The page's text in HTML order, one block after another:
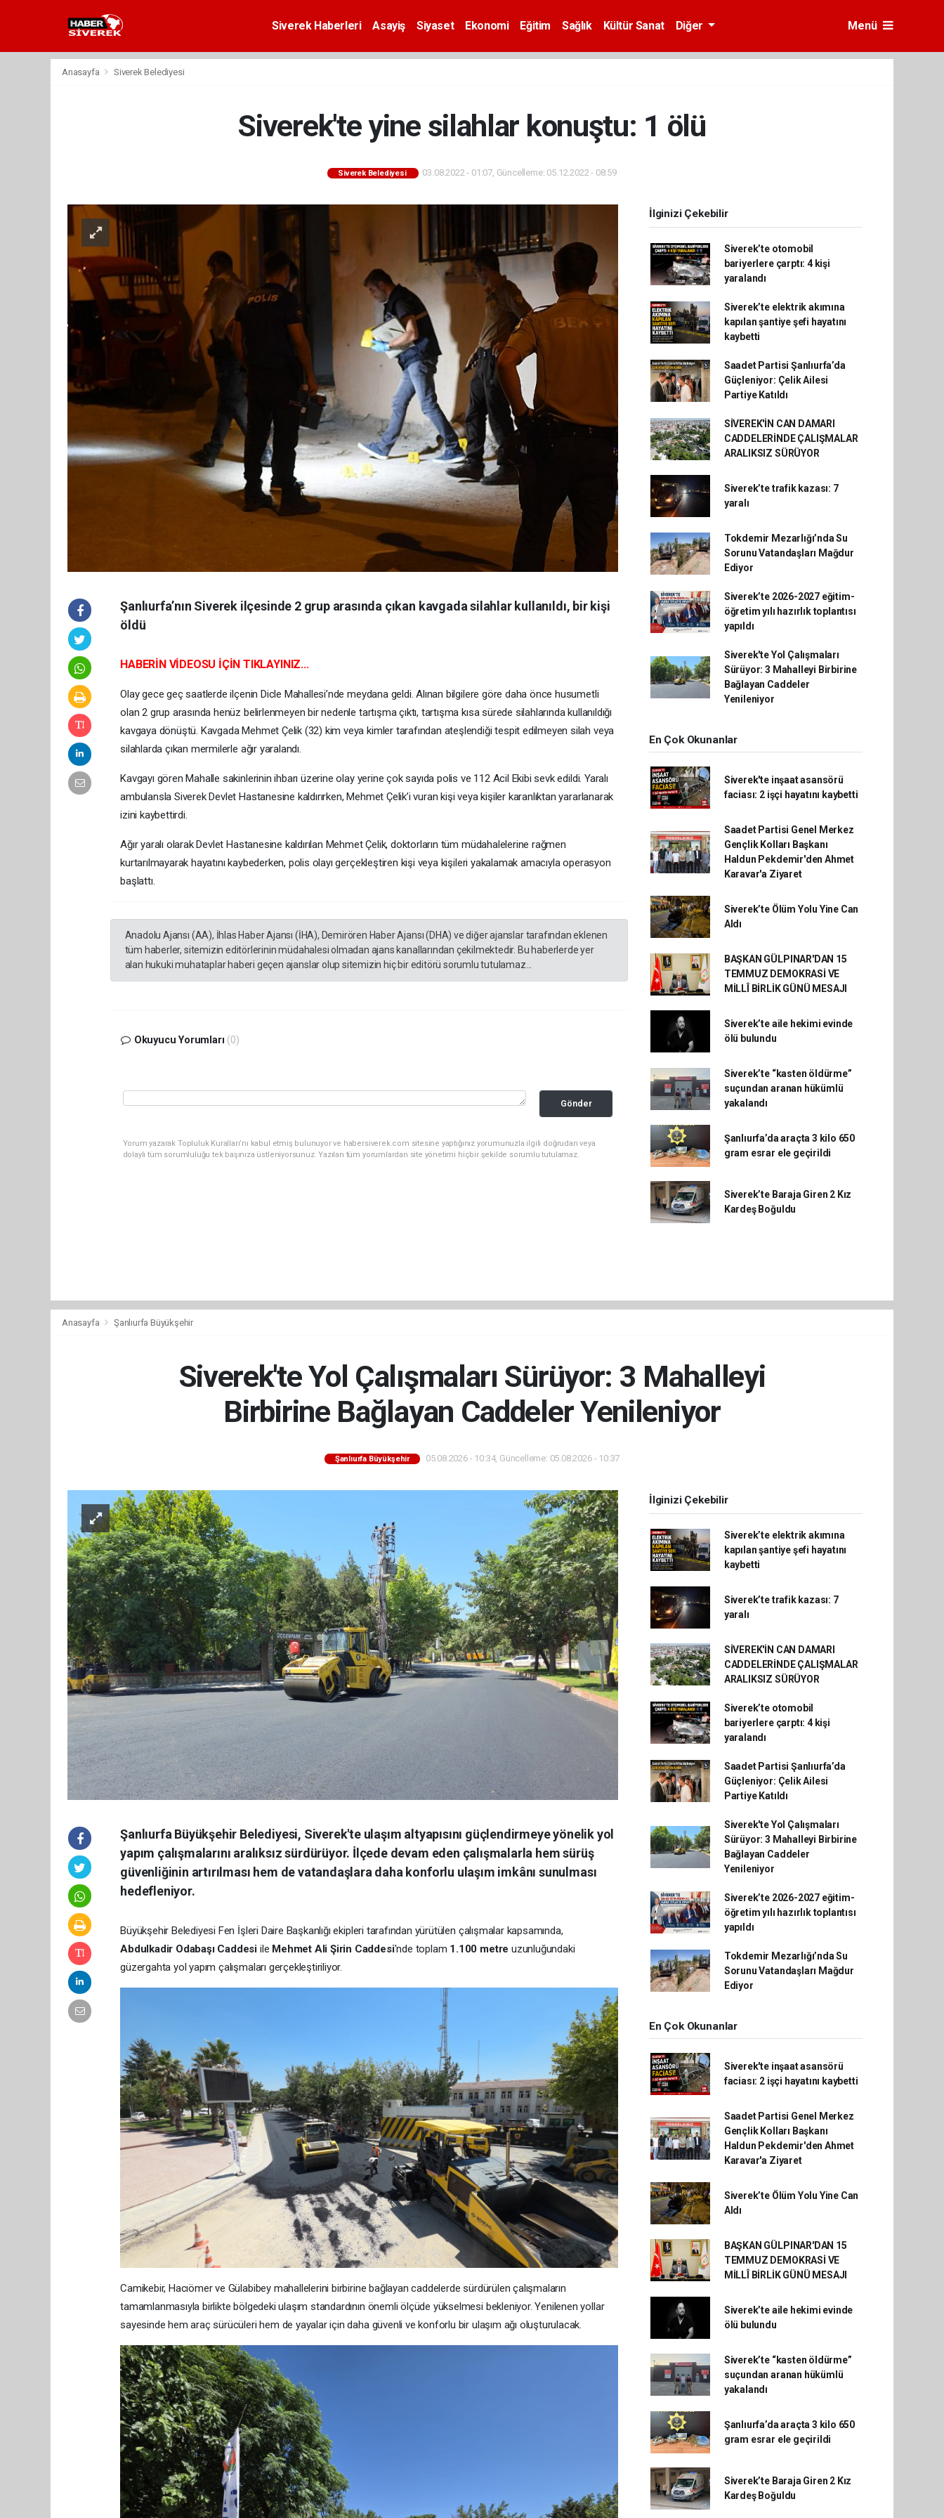
Siverek Haberleri Asayiş Siyaset Ekonomi Eğitim Sağlık Kültür Sanat Diğer Menü
Anasayfa Siverek Belediyesi
Siverek'te yine silahlar konuştu: 1 ölü
Siverek Belediyesi 03.08.2022 - 01:07, Güncelleme: 05.12.2022 - 08:59
Şanlıurfa’nın Siverek ilçesinde 2 grup arasında çıkan kavgada silahlar kullanıldı, bir kişi
öldü
HABERİN VİDEOSU İÇİN TIKLAYINIZ...
Olay gece geç saatlerde ilçenin Dicle Mahallesi’nde meydana geldi. Alınan bilgilere göre daha önce husumetli
olan 2 grup arasında henüz belirlenmeyen bir nedenle tartışma çıktı, tartışma kısa sürede silahlarında kullanıldığı
kavgaya dönüştü. Kavgada Mehmet Çelik (32) kim veya kimler tarafından ateşlendiği tespit edilmeyen silah veya
silahlarda çıkan mermilerle ağır yaralandı.
Kavgayı gören Mahalle sakinlerinin ihbarı üzerine olay yerine çok sayıda polis ve 112 Acil Ekibi sevk edildi. Yaralı
ambulansla Siverek Devlet Hastanesine kaldırırken, Mehmet Çelik’i vuran kişi veya kişiler karanlıktan yararlanarak
izini kaybettirdi.
Ağır yaralı olarak Devlet Hastanesine kaldırılan Mehmet Çelik, doktorların tüm müdahalelerine rağmen
kurtarılmayarak hayatını kaybederken, polis olayı gerçekleştiren kişi veya kişileri yakalamak amacıyla operasyon
başlattı.
Anadolu Ajansı (AA), İhlas Haber Ajansı (İHA), Demirören Haber Ajansı (DHA) ve diğer ajanslar tarafından eklenen
tüm haberler, sitemizin editörlerinin müdahalesi olmadan ajans kanallarından çekilmektedir. Bu haberlerde yer
alan hukuki muhataplar haberi geçen ajanslar olup sitemizin hiç bir editörü sorumlu tutulamaz...
Okuyucu Yorumları (0)
Gönder
Yorum yazarak Topluluk Kuralları’nı kabul etmiş bulunuyor ve habersiverek.com sitesine yaptığınız yorumunuzla ilgili doğrudan veya
dolaylı tüm sorumluluğu tek başınıza üstleniyorsunuz. Yazılan tüm yorumlardan site yönetimi hiçbir şekilde sorumlu tutulamaz.
İlginizi Çekebilir
Siverek’te otomobil
bariyerlere çarptı: 4 kişi
yaralandı
Siverek’te elektrik akımına
kapılan şantiye şefi hayatını
kaybetti
Saadet Partisi Şanlıurfa’da
Güçleniyor: Çelik Ailesi
Partiye Katıldı
SİVEREK'İN CAN DAMARI
CADDELERİNDE ÇALIŞMALAR
ARALIKSIZ SÜRÜYOR
Siverek’te trafik kazası: 7
yaralı
Tokdemir Mezarlığı’nda Su
Sorunu Vatandaşları Mağdur
Ediyor
Siverek’te 2026-2027 eğitim-
öğretim yılı hazırlık toplantısı
yapıldı
Siverek'te Yol Çalışmaları
Sürüyor: 3 Mahalleyi Birbirine
Bağlayan Caddeler
Yenileniyor
En Çok Okunanlar
Siverek'te inşaat asansörü
faciası: 2 işçi hayatını kaybetti
Saadet Partisi Genel Merkez
Gençlik Kolları Başkanı
Haldun Pekdemir'den Ahmet
Karavar'a Ziyaret
Siverek’te Ölüm Yolu Yine Can
Aldı
BAŞKAN GÜLPINAR'DAN 15
TEMMUZ DEMOKRASİ VE
MİLLÎ BİRLİK GÜNÜ MESAJI
Siverek’te aile hekimi evinde
ölü bulundu
Siverek’te “kasten öldürme”
suçundan aranan hükümlü
yakalandı
Şanlıurfa’da araçta 3 kilo 650
gram esrar ele geçirildi
Siverek’te Baraja Giren 2 Kız
Kardeş Boğuldu
Anasayfa Şanlıurfa Büyükşehir
Siverek'te Yol Çalışmaları Sürüyor: 3 Mahalleyi
Birbirine Bağlayan Caddeler Yenileniyor
Şanlıurfa Büyükşehir 05.08.2026 - 10:34, Güncelleme: 05.08.2026 - 10:37
Şanlıurfa Büyükşehir Belediyesi, Siverek'te ulaşım altyapısını güçlendirmeye yönelik yol
yapım çalışmalarını aralıksız sürdürüyor. İlçede devam eden çalışmalarla hem sürüş
güvenliğinin artırılması hem de vatandaşlara daha konforlu ulaşım imkânı sunulması
hedefleniyor.
Büyükşehir Belediyesi Fen İşleri Daire Başkanlığı ekipleri tarafından yürütülen çalışmalar kapsamında,
Abdulkadir Odabaşı Caddesi ile Mehmet Ali Şirin Caddesi'nde toplam 1.100 metre uzunluğundaki
güzergahta yol yapım çalışmaları gerçekleştiriliyor.
Camikebir, Hacıömer ve Gülabibey mahallelerini birbirine bağlayan caddelerde sürdürülen çalışmaların
tamamlanmasıyla birlikte bölgedeki ulaşım standardının önemli ölçüde yükselmesi bekleniyor. Yenilenen yollar
sayesinde hem araç sürücüleri hem de yayalar için daha güvenli ve konforlu bir ulaşım ağı oluşturulacak.
İlginizi Çekebilir
Siverek’te elektrik akımına
kapılan şantiye şefi hayatını
kaybetti
Siverek’te trafik kazası: 7
yaralı
SİVEREK'İN CAN DAMARI
CADDELERİNDE ÇALIŞMALAR
ARALIKSIZ SÜRÜYOR
Siverek’te otomobil
bariyerlere çarptı: 4 kişi
yaralandı
Saadet Partisi Şanlıurfa’da
Güçleniyor: Çelik Ailesi
Partiye Katıldı
Siverek'te Yol Çalışmaları
Sürüyor: 3 Mahalleyi Birbirine
Bağlayan Caddeler
Yenileniyor
Siverek’te 2026-2027 eğitim-
öğretim yılı hazırlık toplantısı
yapıldı
Tokdemir Mezarlığı’nda Su
Sorunu Vatandaşları Mağdur
Ediyor
En Çok Okunanlar
Siverek'te inşaat asansörü
faciası: 2 işçi hayatını kaybetti
Saadet Partisi Genel Merkez
Gençlik Kolları Başkanı
Haldun Pekdemir'den Ahmet
Karavar'a Ziyaret
Siverek’te Ölüm Yolu Yine Can
Aldı
BAŞKAN GÜLPINAR'DAN 15
TEMMUZ DEMOKRASİ VE
MİLLÎ BİRLİK GÜNÜ MESAJI
Siverek’te aile hekimi evinde
ölü bulundu
Siverek’te “kasten öldürme”
suçundan aranan hükümlü
yakalandı
Şanlıurfa’da araçta 3 kilo 650
gram esrar ele geçirildi
Siverek’te Baraja Giren 2 Kız
Kardeş Boğuldu